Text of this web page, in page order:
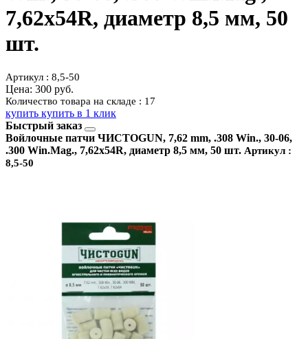
7,62x54R, диаметр 8,5 мм, 50
шт.
Артикул : 8,5-50
Цена: 300 руб.
Количество товара на складе : 17
купить купить в 1 клик
Быстрый заказ
Войлочные патчи ЧИСТОGUN, 7,62 mm, .308 Win., 30-06,
.300 Win.Mag., 7,62x54R, диаметр 8,5 мм, 50 шт. Артикул :
8,5-50